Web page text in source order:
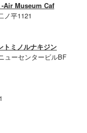
Air Museum Caf
ノ平1121
トミノルナキジン
ューセンタービルBF